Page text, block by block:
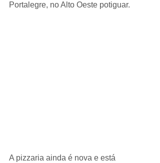
Portalegre, no Alto Oeste potiguar.
A pizzaria ainda é nova e está